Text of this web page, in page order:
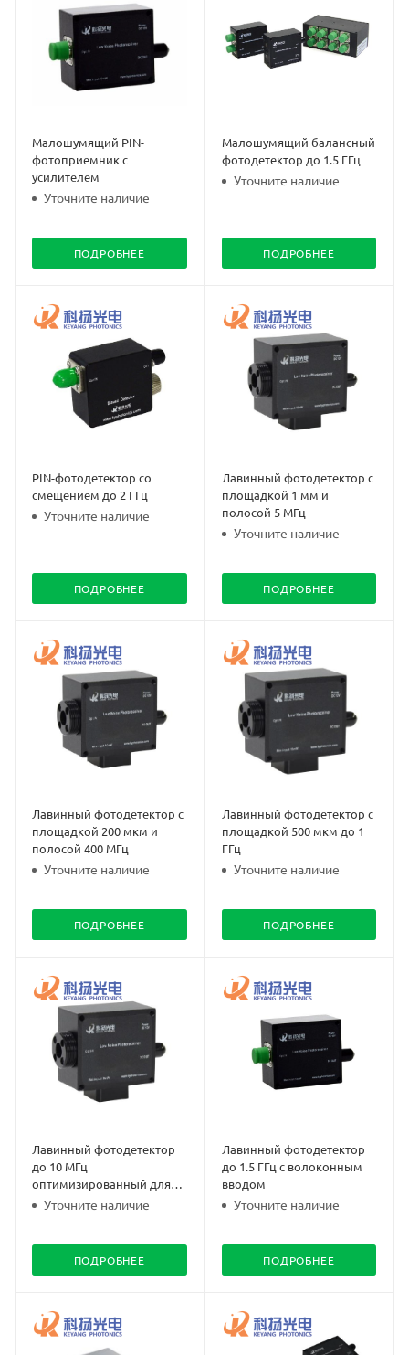
Малошумящий PIN-
фотоприемник с
усилителем
Уточните наличие
ПОДРОБНЕЕ
Малошумящий балансный
фотодетектор до 1.5 ГГц
Уточните наличие
ПОДРОБНЕЕ
PIN-фотодетектор со
смещением до 2 ГГц
Уточните наличие
ПОДРОБНЕЕ
Лавинный фотодетектор с
площадкой 1 мм и
полосой 5 МГц
Уточните наличие
ПОДРОБНЕЕ
Лавинный фотодетектор с
площадкой 200 мкм и
полосой 400 МГц
Уточните наличие
ПОДРОБНЕЕ
Лавинный фотодетектор с
площадкой 500 мкм до 1
ГГц
Уточните наличие
ПОДРОБНЕЕ
Лавинный фотодетектор
до 10 МГц
оптимизированный для
1064 нм
Уточните наличие
ПОДРОБНЕЕ
Лавинный фотодетектор
до 1.5 ГГц с волоконным
вводом
Уточните наличие
ПОДРОБНЕЕ